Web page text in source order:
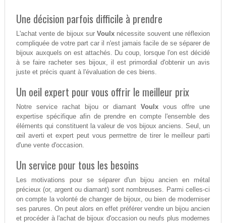
Une décision parfois difficile à prendre
L'achat vente de bijoux surVoulx nécessite souvent une réflexion
compliquée de votre part car il n'est jamais facile de se séparer de
bijoux auxquels on est attachés. Du coup, lorsque l'on est décidé
à se faire racheter ses bijoux, il est primordial d'obtenir un avis
juste et précis quant à l'évaluation de ces biens.
Un oeil expert pour vous offrir le meilleur prix
Notre service rachat bijou or diamantVoulx vous offre une
expertise spécifique afin de prendre en compte l'ensemble des
éléments qui constituent la valeur de vos bijoux anciens. Seul, un
œil averti et expert peut vous permettre de tirer le meilleur parti
d'une vente d'occasion.
Un service pour tous les besoins
Les motivations pour se séparer d'un bijou ancien en métal
précieux (or, argent ou diamant) sont nombreuses. Parmi celles-ci
on compte la volonté de changer de bijoux, ou bien de moderniser
ses parures. On peut alors en effet préférer vendre un bijou ancien
et procéder à l'achat de bijoux d'occasion ou neufs plus modernes